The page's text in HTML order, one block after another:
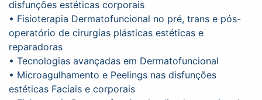
disfunções estéticas corporais
• Fisioterapia Dermatofuncional no pré, trans e pós-
operatório de cirurgias plásticas estéticas e
reparadoras
• Tecnologias avançadas em Dermatofuncional
• Microagulhamento e Peelings nas disfunções
estéticas Faciais e corporais